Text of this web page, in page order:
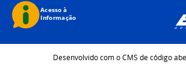
Desenvolvido com o CMS de código